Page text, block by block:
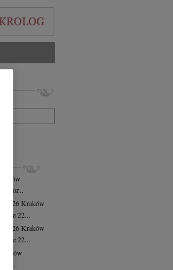
Kraków
autor...
Kraków
że 22...
Kraków
że 22...
Kraków